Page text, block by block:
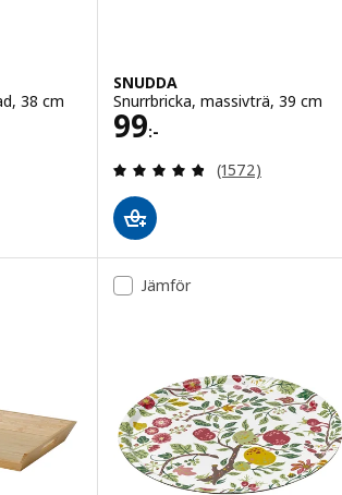
38 cm
4.6 utav 5 stjärnor. Totalt antal
SNUDDA
Snurrbricka, massivträ, 39 cm
99:-
Pris 99:-
Recensera:
(1572)
Jämför